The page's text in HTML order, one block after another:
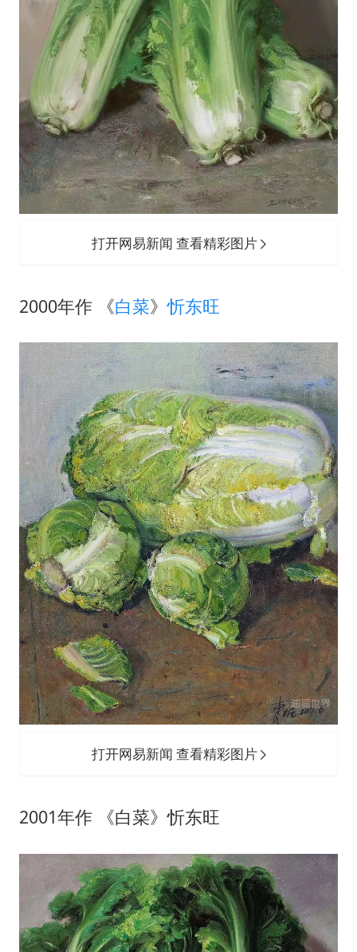
打开网易新闻 查看精彩图片
2000年作 《白菜》忻东旺
打开网易新闻 查看精彩图片
2001年作 《白菜》忻东旺